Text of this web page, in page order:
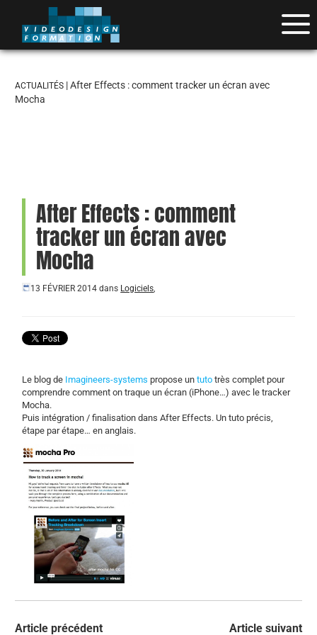
ACTUALITÉS | After Effects : comment tracker un écran avec
Mocha
After Effects : comment
tracker un écran avec
Mocha
13 FÉVRIER 2014 dans Logiciels,
Le blog de Imagineers-systems propose untuto très complet pour
comprendre comment on traque un écran (iPhone…) avec le tracker
Mocha.
Puis intégration / finalisation dans After Effects. Un tuto précis,
étape par étape… en anglais.
Article précédent Article suivant